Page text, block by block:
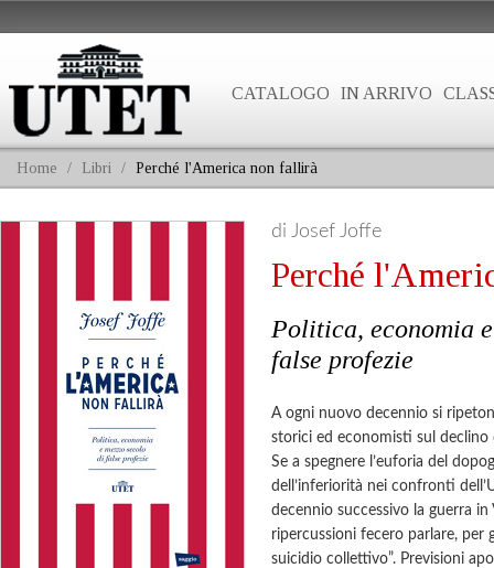
CATALOGO IN ARRIVO
Home / Libri / Perché l'America non fallirà
di Josef Joffe
Perché
Politica, economia
false profezie
A ogni nuovo decennio si
storici ed economisti sul declino
Se a spegnere l’euforia del
dell’inferiorità nei confronti
decennio successivo la guerra
ripercussioni fecero parlare, per
suicidio collettivo”. Previsioni